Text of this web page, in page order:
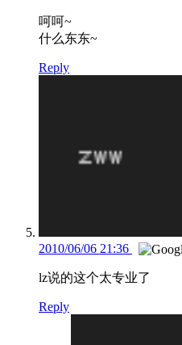
呵呵~
什么东东~
Reply
2010/06/06 21:36
lz说的这个太专业了
Reply